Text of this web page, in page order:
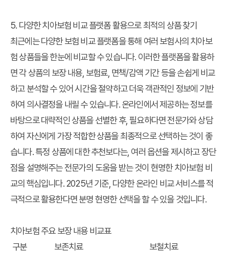
5. 다양한 치아보험 비교 플랫폼 활용으로 최적의 상품 찾기
최근에는 다양한 보험 비교 플랫폼을 통해 여러 보험사의 치아보
험 상품들을 한눈에 비교할 수 있습니다. 이러한 플랫폼을 활용하
면 각 상품의 보장 내용, 보험료, 면책/감액 기간 등을 손쉽게 비교
하고 분석할 수 있어 시간을 절약하고 더욱 객관적인 정보에 기반
하여 의사결정을 내릴 수 있습니다. 온라인에서 제공하는 정보를
바탕으로 대략적인 상품을 선별한 후, 필요하다면 전문가와 상담
하여 자신에게 가장 적합한 상품을 최종적으로 선택하는 것이 좋
습니다. 특정 상품에 대한 추천보다는, 여러 옵션을 제시하고 장단
점을 설명해주는 전문가의 도움을 받는 것이 현명한 치아보험 비
교의 핵심입니다. 2025년 기준, 다양한 온라인 비교 서비스를 적
극적으로 활용한다면 분명 현명한 선택을 할 수 있을 것입니다.
치아보험 주요 보장 내용 비교표
구분
보존치료 보철치료